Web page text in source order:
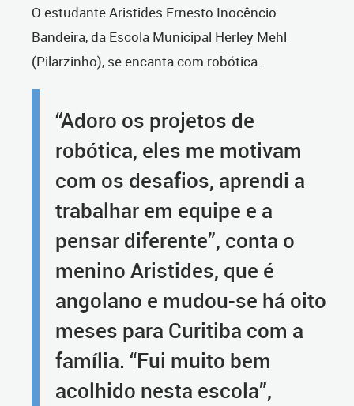
O estudante Aristides Ernesto Inocêncio
Bandeira, da Escola Municipal Herley Mehl
(Pilarzinho), se encanta com robótica.
“Adoro os projetos de
robótica, eles me motivam
com os desafios, aprendi a
trabalhar em equipe e a
pensar diferente”, conta o
menino Aristides, que é
angolano e mudou-se há oito
meses para Curitiba com a
família. “Fui muito bem
acolhido nesta escola”,